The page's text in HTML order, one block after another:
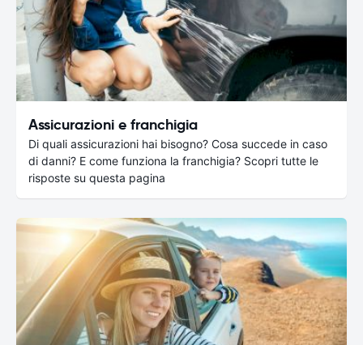
Assicurazioni e franchigia
Di quali assicurazioni hai bisogno? Cosa succede in caso
di danni? E come funziona la franchigia? Scopri tutte le
risposte su questa pagina